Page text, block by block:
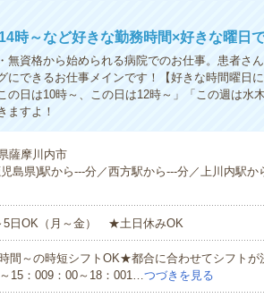
時～など好きな勤務時間×好きな曜日
無資格から始められる病院でのお仕事。患者さ
にできるお仕事メインです！【好きな時間曜日
の日は10時～、この日は12時～」「この週は水
ますよ！
薩摩川内市
島県)駅から---分／西方駅から---分／上川内駅
5日OK（月～金） ★土日休みOK
間～の時短シフトOK★都合に合わせてシフトが
15：009：00～18：001…つづきを見る